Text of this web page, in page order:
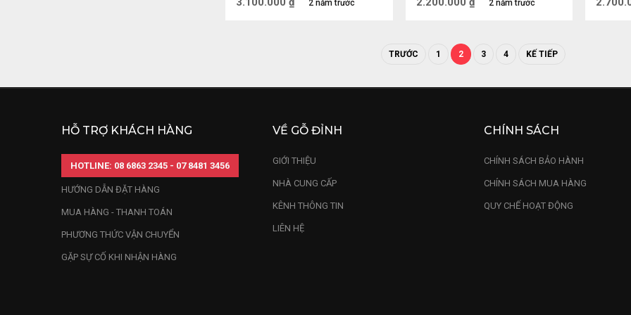
2 năm trước 2 năm trước
TRƯỚC 1 2 3 4 KẾ TIẾP
HỖ TRỢ KHÁCH HÀNG
HOTLINE: 08 6863 2345 - 07 8481 3456
HƯỚNG DẪN ĐẶT HÀNG
MUA HÀNG - THANH TOÁN
PHƯƠNG THỨC VẬN CHUYỂN
GẶP SỰ CỐ KHI NHẬN HÀNG
VỀ GỖ ĐỈNH
GIỚI THIỆU
NHÀ CUNG CẤP
KÊNH THÔNG TIN
LIÊN HỆ
CHÍNH SÁCH
CHÍNH SÁCH BẢO HÀNH
CHÍNH SÁCH MUA HÀNG
QUY CHẾ HOẠT ĐỘNG